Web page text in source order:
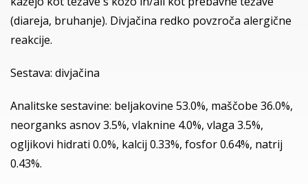
(diareja, bruhanje). Divjačina redko povzroča alergične
reakcije.
Sestava: divjačina
Analitske sestavine: beljakovine 53.0%, maščobe 36.0%,
neorganks asnov 3.5%, vlaknine 4.0%, vlaga 3.5%,
ogljikovi hidrati 0.0%, kalcij 0.33%, fosfor 0.64%, natrij
0.43%.